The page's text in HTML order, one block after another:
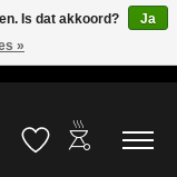
verzendkosten, vanaf 75
Verlanglijst
outdoor_grill
Is dat akkoord?
Ja
»